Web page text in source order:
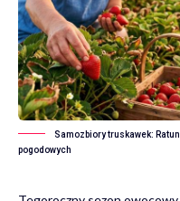
Samozbiory truskawek:
pogodowych